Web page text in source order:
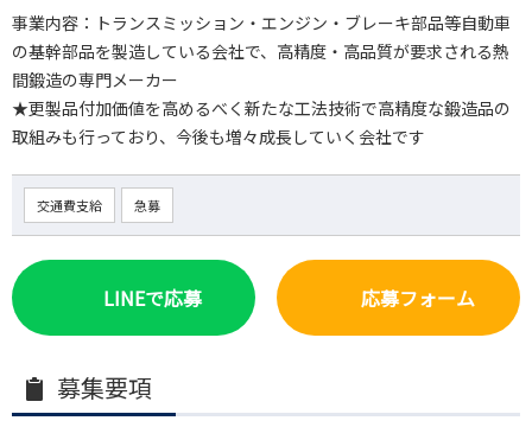
事業内容：トランスミッション・エンジン・ブレーキ部品等自動車
の基幹部品を製造している会社で、高精度・高品質が要求される熱
間鍛造の専門メーカー
★更製品付加価値を高めるべく新たな工法技術で高精度な鍛造品の
取組みも行っており、今後も増々成長していく会社です
交通費支給 急募
LINEで応募 応募フォーム
募集要項